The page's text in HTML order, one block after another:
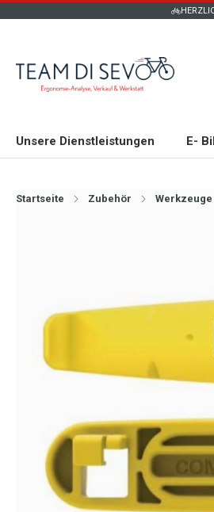
Unsere Dienstleistungen E-
Startseite Zubehör